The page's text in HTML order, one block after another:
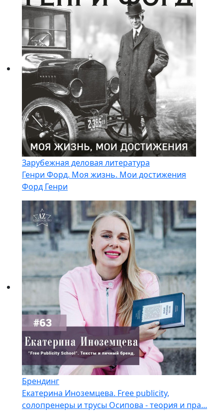
Зарубежная деловая литература
Генри Форд. Моя жизнь. Мои достижения
Форд Генри
Брендинг
Екатерина Иноземцева. Free publicity,
солопренеры и трусы Осипова - теория и пра...